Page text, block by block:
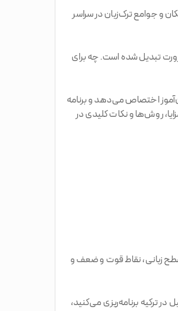
بالکان و جوامع ترک‌زبان در سراسر
ضرورت تبدیل شده است. چه برای
اختصاص می‌دهد و برنامه
روش‌ها و نکات کلیدی در
زبانی، نقاط قوت و ضعف و
ترکیه برنامه‌ریزی می‌کنید،